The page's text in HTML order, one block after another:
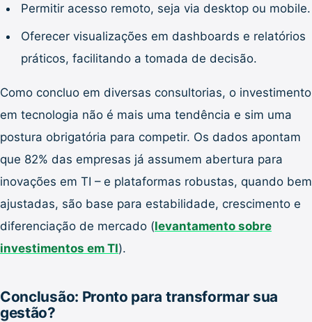
Permitir acesso remoto, seja via desktop ou mobile.
Oferecer visualizações em dashboards e relatórios
práticos, facilitando a tomada de decisão.
Como concluo em diversas consultorias, o investimento
em tecnologia não é mais uma tendência e sim uma
postura obrigatória para competir. Os dados apontam
que 82% das empresas já assumem abertura para
inovações em TI – e plataformas robustas, quando bem
ajustadas, são base para estabilidade, crescimento e
diferenciação de mercado (levantamento sobre
investimentos em TI).
Conclusão: Pronto para transformar sua
gestão?